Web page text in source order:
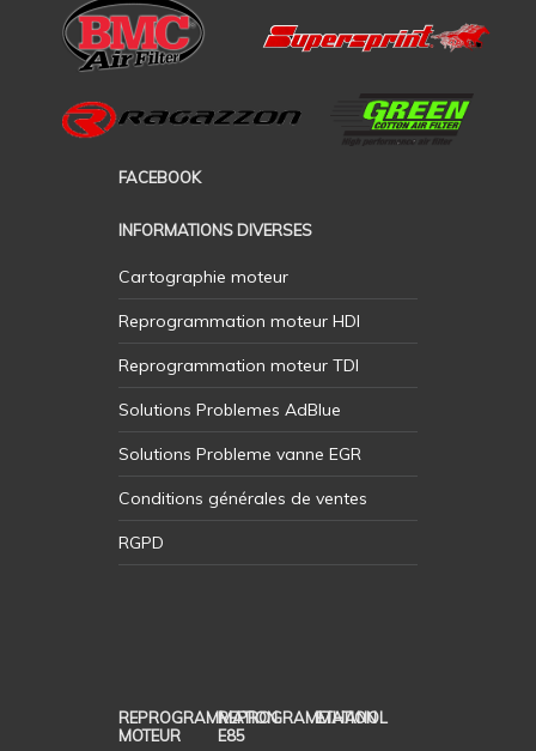
FACEBOOK
INFORMATIONS DIVERSES
Cartographie moteur
Reprogrammation moteur HDI
Reprogrammation moteur TDI
Solutions Problemes AdBlue
Solutions Probleme vanne EGR
Conditions générales de ventes
RGPD
REPROGRAMMATION
MOTEUR
REPROGRAMMATION
E85
ETHANOL